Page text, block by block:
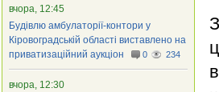
вчора, 12:45
Будівлю амбулаторії-контори у
Кіровоградській області виставлено на
приватизаційний аукціон
0 234
вчора, 12:30